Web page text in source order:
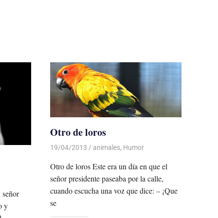
señor
y
Otro de loros
19/04/2013 Luis Castellanos
animales, Humor
Otro de loros Este era un día en que el
señor presidente paseaba por la calle,
cuando escucha una voz que dice: – ¡Que
se